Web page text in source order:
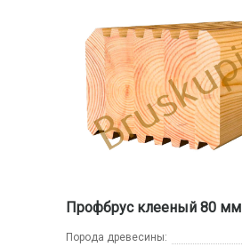
Профбрус клееный 80 мм
Порода древесины: